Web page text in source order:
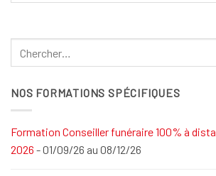
NOS FORMATIONS SPÉCIFIQUES
Formation Conseiller funéraire 100% à
2026 - 01/09/26 au 08/12/26